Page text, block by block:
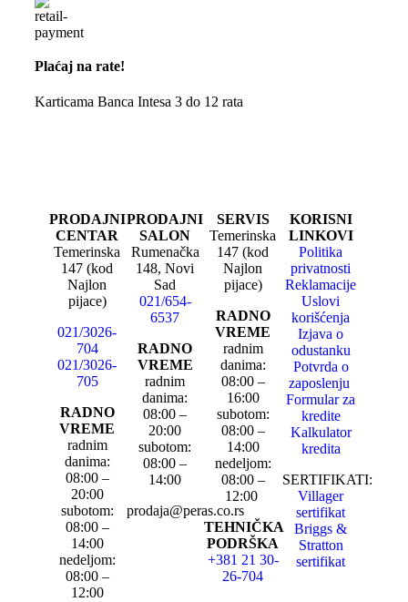
Plaćaj na rate!
Karticama Banca Intesa 3 do 12 rata
PRODAJNI
CENTAR
Temerinska
147 (kod
Najlon
pijace)
021/3026-
704
021/3026-
705
RADNO
VREME
radnim
danima:
08:00 –
20:00
subotom:
08:00 –
14:00
nedeljom:
08:00 –
12:00
PRODAJNI
SALON
Rumenačka
148, Novi
Sad
021/654-
6537
RADNO
VREME
radnim
danima:
08:00 –
20:00
subotom:
08:00 –
14:00
prodaja@peras.co.rs
SERVIS
Temerinska
147 (kod
Najlon
pijace)
RADNO
VREME
radnim
danima:
08:00 –
16:00
subotom:
08:00 –
14:00
nedeljom:
08:00 –
12:00
TEHNIČKA
PODRŠKA
+381 21 30-
26-704
KORISNI
LINKOVI
Politika
privatnosti
Reklamacije
Uslovi
korišćenja
Izjava o
odustanku
Potvrda o
zaposlenju
Formular za
kredite
Kalkulator
kredita
SERTIFIKATI:
Villager
sertifikat
Briggs &
Stratton
sertifikat